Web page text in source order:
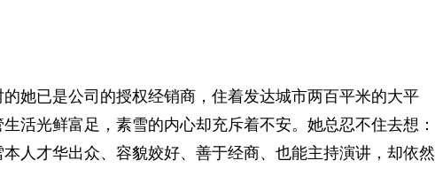
她已是公司的授权经销商，住着发达城市两百平米的大平
活光鲜富足，素雪的内心却充斥着不安。她总忍不住去想：
人才华出众、容貌姣好、善于经商、也能主持演讲，却依然